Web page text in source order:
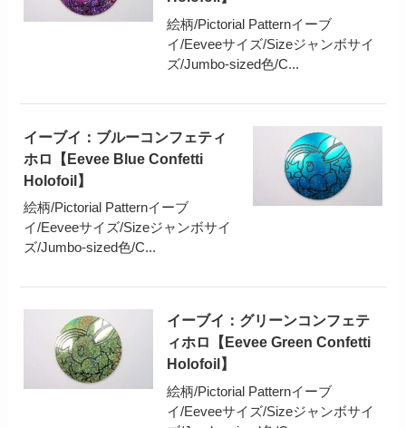
絵柄/Pictorial Patternイーブ
イ/Eeveeサイズ/Sizeジャンボサイ
ズ/Jumbo-sized色/C...
イーブイ：ブルーコンフェティ
ホロ【Eevee Blue Confetti
Holofoil】
絵柄/Pictorial Patternイーブ
イ/Eeveeサイズ/Sizeジャンボサイ
ズ/Jumbo-sized色/C...
イーブイ：グリーンコンフェテ
ィホロ【Eevee Green Confetti
Holofoil】
絵柄/Pictorial Patternイーブ
イ/Eeveeサイズ/Sizeジャンボサイ